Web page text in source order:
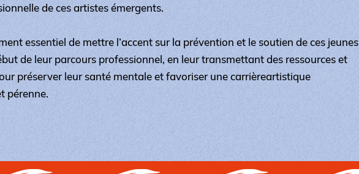
de ces artistes émergents.
essentiel de mettre l’accent sur la prévention et le soutien de ces jeunes
de leur parcours professionnel, en leur transmettant des ressources et
préserver leur santé mentale et favoriser une carrièreartistique
pérenne.